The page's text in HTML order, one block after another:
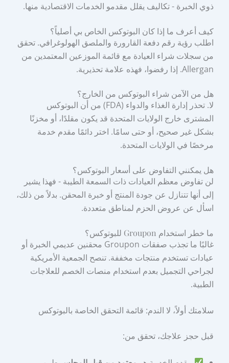
ذوي الخبرة - تكاليف يقلل مقدمو الخدمات الاقتصادية منها.
كيف أعرف ما إذا كان البوتوكس الخاص بي أصلياً؟
اطلب رؤية رقم دفعة القارورة والملصق الهولوغرافي. تحقق
من سجلات شراء العيادة مع قائمة الموزعين المعتمدين من
Allergan. إذا رفضوا، فهذه علامة تحذيرية.
هل من الآمن شراء البوتوكس من الخارج؟
لا. تحذر إدارة الغذاء والدواء (FDA) من أن البوتوكس
المشترى خارج الولايات المتحدة قد يكون مقلدًا، أو مخزنًا
بشكل غير صحيح، أو حتى سامًا. اختر دائمًا مقدم خدمة
مرخصًا في الولايات المتحدة.
هل يمكنني التفاوض على أسعار البوتوكس؟
لن تفاوض معظم العيادات ذات السمعة الطيبة - فهذا يشير
إلى أنها تتنازل عن جودة المنتج أو خبرة المحقن. بدلاً من ذلك،
اسأل عن عروض الحزم لمناطق متعددة.
ما خطر استخدام Groupon للبوتوكس؟
غالبًا ما تجذب صفقات Groupon محقنين عديمي الخبرة أو
عيادات تستخدم منتجات مخففة. تنصح الجمعية الأمريكية
لجراحي التجميل بعدم استخدام منصات الخصم للعلاجات
الطبية.
سلامتك أولاً، لا الندم: قائمة التحقق الخاصة بالبوتوكس
قبل حجز علاجك، تحقق من: